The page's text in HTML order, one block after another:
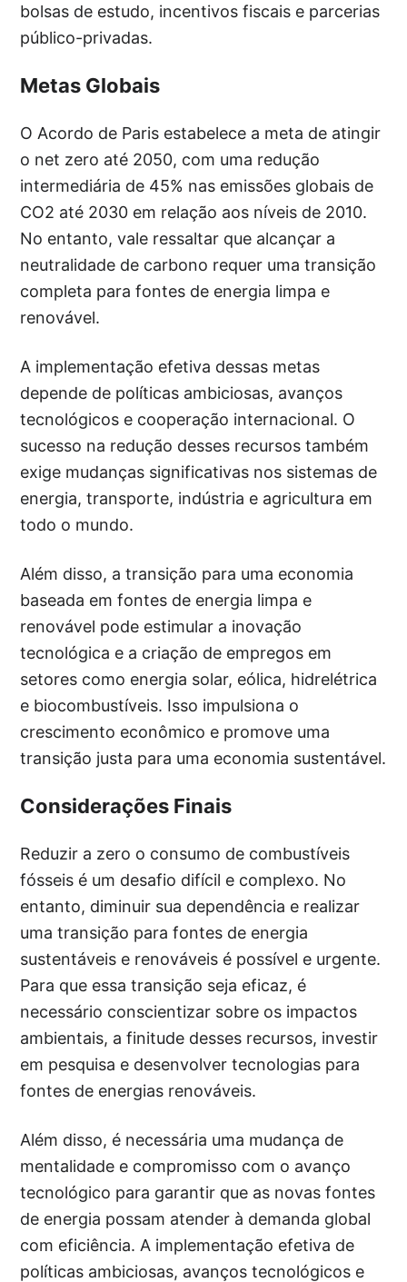
bolsas de estudo, incentivos fiscais e parcerias
público-privadas.
Metas Globais
O Acordo de Paris estabelece a meta de atingir
o net zero até 2050, com uma redução
intermediária de 45% nas emissões globais de
CO2 até 2030 em relação aos níveis de 2010.
No entanto, vale ressaltar que alcançar a
neutralidade de carbono requer uma transição
completa para fontes de energia limpa e
renovável.
A implementação efetiva dessas metas
depende de políticas ambiciosas, avanços
tecnológicos e cooperação internacional. O
sucesso na redução desses recursos também
exige mudanças significativas nos sistemas de
energia, transporte, indústria e agricultura em
todo o mundo.
Além disso, a transição para uma economia
baseada em fontes de energia limpa e
renovável pode estimular a inovação
tecnológica e a criação de empregos em
setores como energia solar, eólica, hidrelétrica
e biocombustíveis. Isso impulsiona o
crescimento econômico e promove uma
transição justa para uma economia sustentável.
Considerações Finais
Reduzir a zero o consumo de combustíveis
fósseis é um desafio difícil e complexo. No
entanto, diminuir sua dependência e realizar
uma transição para fontes de energia
sustentáveis e renováveis é possível e urgente.
Para que essa transição seja eficaz, é
necessário conscientizar sobre os impactos
ambientais, a finitude desses recursos, investir
em pesquisa e desenvolver tecnologias para
fontes de energias renováveis.
Além disso, é necessária uma mudança de
mentalidade e compromisso com o avanço
tecnológico para garantir que as novas fontes
de energia possam atender à demanda global
com eficiência. A implementação efetiva de
políticas ambiciosas, avanços tecnológicos e